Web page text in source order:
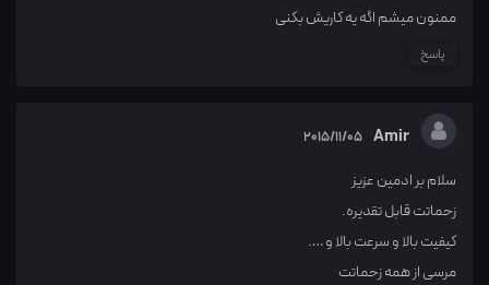
ممنون میشم اگه یه کاریش بکنی
پاسخ
Amir
2015/11/05
سلام بر ادمین عزیز
زحماتت قابل تقدیره.
کیفیت بالا و سرعت بالا و ….
مرسی از همه زحماتت